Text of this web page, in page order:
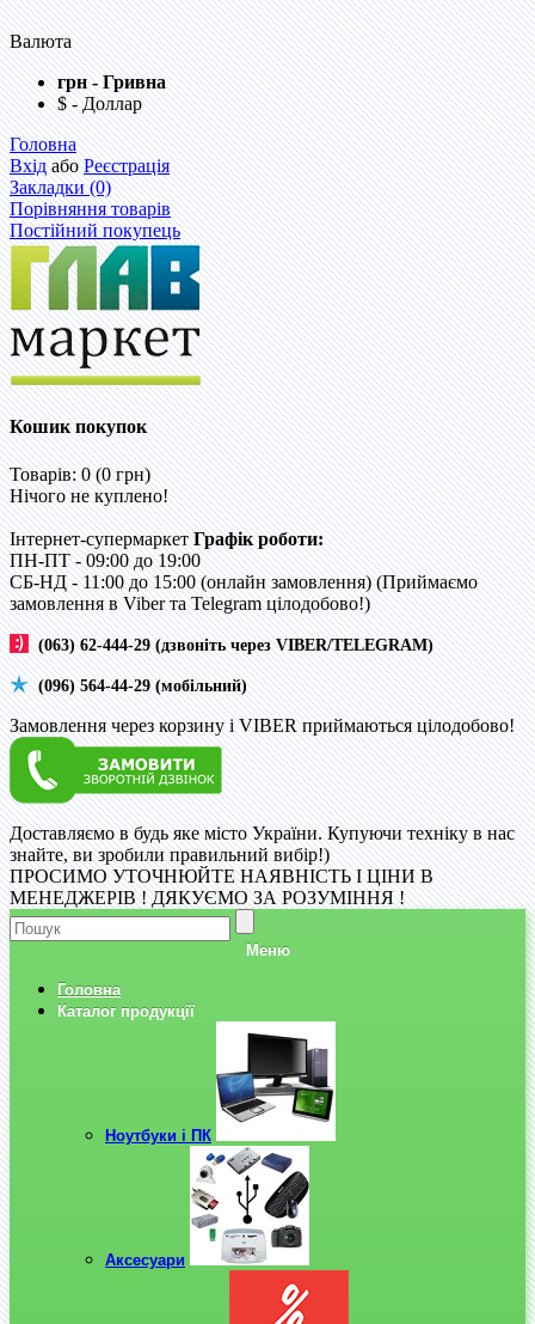
Валюта
грн - Гривна
$ - Доллар
Головна
ВхідабоРеєстрація
Закладки (0)
Порівняння товарів
Постійний покупець
Кошик покупок
Товарів: 0 (0 грн)
Нічого не куплено!
Інтернет-супермаркет Графік роботи:
ПН-ПТ - 09:00 до 19:00
CБ-НД - 11:00 до 15:00 (онлайн замовлення) (Приймаємо
замовлення в Viber та Telegram цілодобово!)
(063) 62-444-29 (дзвоніть через VIBER/TELEGRAM)
(096) 564-44-29 (мобільний)
Замовлення через корзину і VIBER приймаються цілодобово!
Доставляємо в будь яке місто України. Купуючи техніку в нас
знайте, ви зробили правильний вибір!)
ПРОСИМО УТОЧНЮЙТЕ НАЯВНІСТЬ І ЦІНИ В
МЕНЕДЖЕРІВ ! ДЯКУЄМО ЗА РОЗУМІННЯ !
Меню
Головна
Каталог продукції
Ноутбуки і ПК
Аксесуари